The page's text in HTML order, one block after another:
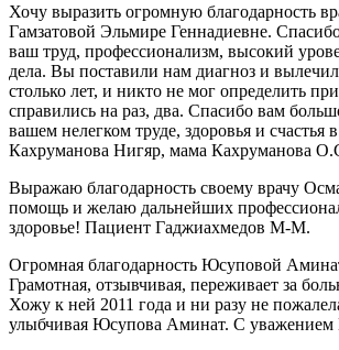
Хочу выразить огромную благодарность
Гамзатовой Эльмире Геннадиевне.
ваш труд, профессионализм, высокий
дела. Вы поставили нам диагноз и
столько лет, и никто не мог определить
справились на раз, два. Спасибо вам
вашем нелегком труде, здоровья и счастья
Кахруманова Нигяр, мама Кахруманова
Выражаю благодарность своему врачу
помощь и желаю дальнейших
здоровье! Пациент Гаджиахмедов М-М.
Огромная благодарность Юсуповой
Грамотная, отзывчивая, переживает за
Хожу к ней 2011 года и ни разу не
улыбчивая Юсупова Аминат. С уважением